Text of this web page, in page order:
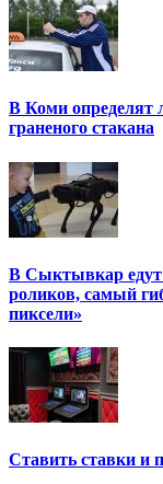
В Коми определят
граненого стакана
В Сыктывкар едут
роликов, самый
пиксели»
Ставить ставки и